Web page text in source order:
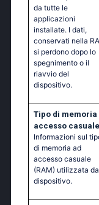
da tutte le
applicazioni
installate. I dati,
conservati nella
si perdono dopo lo
spegnimento o il
riavvio del
dispositivo.
Tipo di memoria
accesso casuale
Informazioni sul
di memoria ad
accesso casuale
(RAM) utilizzata
dispositivo.